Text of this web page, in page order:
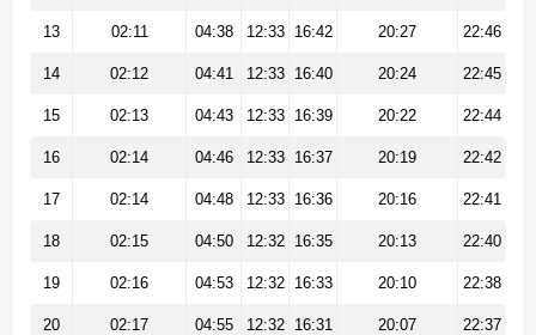
13 02:11 04:38 12:33 16:42 20:27 22:46
14 02:12 04:41 12:33 16:40 20:24 22:45
15 02:13 04:43 12:33 16:39 20:22 22:44
16 02:14 04:46 12:33 16:37 20:19 22:42
17 02:14 04:48 12:33 16:36 20:16 22:41
18 02:15 04:50 12:32 16:35 20:13 22:40
19 02:16 04:53 12:32 16:33 20:10 22:38
20 02:17 04:55 12:32 16:31 20:07 22:37